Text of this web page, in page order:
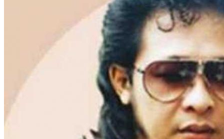
Lirik Lagu FAFOFA Ciptaan Fajar Halawa Vocal Rendi Gulo